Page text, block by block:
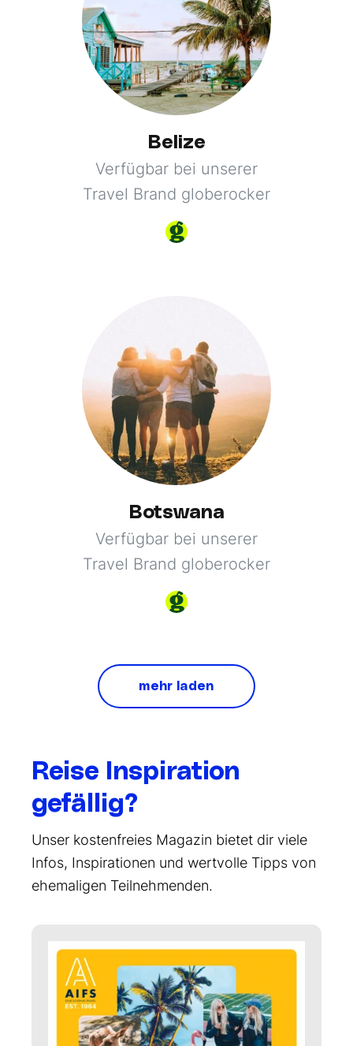
Belize
Verfügbar bei unserer
Travel Brand globerocker
Botswana
Verfügbar bei unserer
Travel Brand globerocker
mehr laden
Reise Inspiration
gefällig?
Unser kostenfreies Magazin bietet dir viele
Infos, Inspirationen und wertvolle Tipps von
ehemaligen Teilnehmenden.